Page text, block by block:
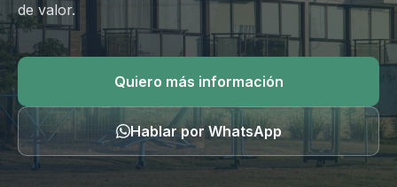
Hablar por WhatsApp
de valor.
Quiero más información
Hablar por WhatsApp